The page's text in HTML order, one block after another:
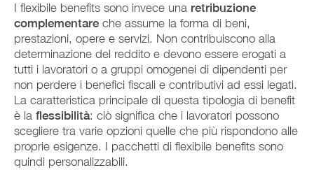
I flexibile benefits sono invece una retribuzione
complementare che assume la forma di beni,
prestazioni, opere e servizi. Non contribuiscono alla
determinazione del reddito e devono essere erogati a
tutti i lavoratori o a gruppi omogenei di dipendenti per
non perdere i benefici fiscali e contributivi ad essi legati.
La caratteristica principale di questa tipologia di benefit
è la flessibilità: ciò significa che i lavoratori possono
scegliere tra varie opzioni quelle che più rispondono alle
proprie esigenze. I pacchetti di flexibile benefits sono
quindi personalizzabili.